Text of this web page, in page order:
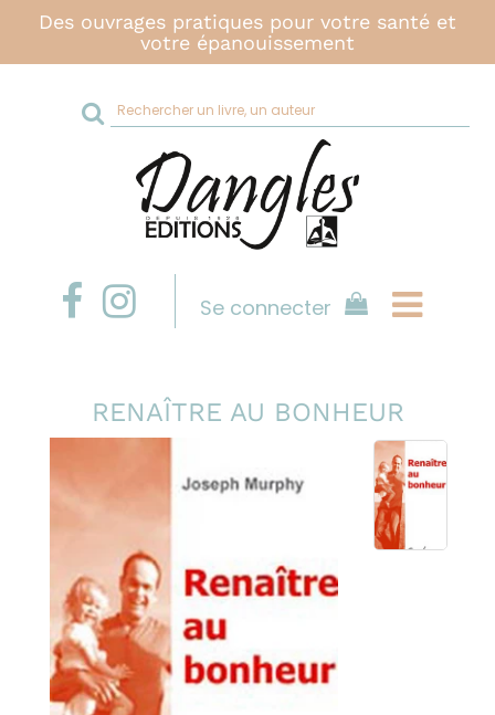
Des ouvrages pratiques pour votre santé et
votre épanouissement
Rechercher
sur
site
Se connecter
RENAÎTRE AU BONHEUR